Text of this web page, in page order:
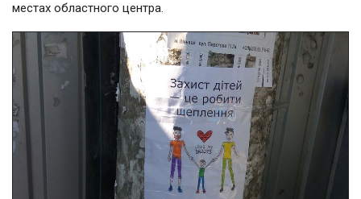
местах областного центра.